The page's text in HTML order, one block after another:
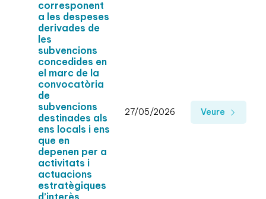
corresponent
a les despeses
derivades de
les
subvencions
concedides en
el marc de la
convocatòria
de
subvencions
destinades als
ens locals i ens
que en
depenen per a
activitats i
actuacions
estratègiques
27/05/2026 Veure